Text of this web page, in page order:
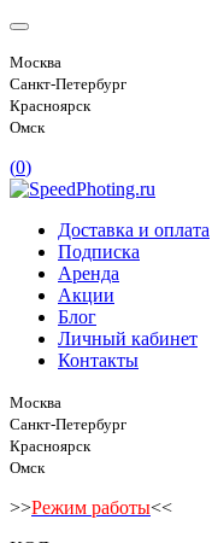
Москва
Санкт-Петербург
Красноярск
Омск
(0)
Доставка и оплата
Подписка
Аренда
Акции
Блог
Личный кабинет
Контакты
Москва
Санкт-Петербург
Красноярск
Омск
>>Режим работы<<